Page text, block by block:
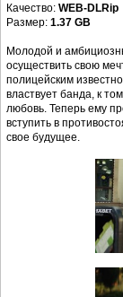
Качество: WEB-DLRip
Размер: 1.37 GB
Молодой и
осуществить свою
полицейским
властвует банда, к
любовь. Теперь ему
вступить в
свое будущее.